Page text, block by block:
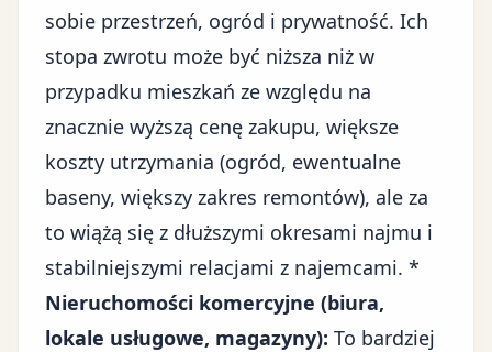
sobie przestrzeń, ogród i prywatność. Ich
stopa zwrotu może być niższa niż w
przypadku mieszkań ze względu na
znacznie wyższą cenę zakupu, większe
koszty utrzymania (ogród, ewentualne
baseny, większy zakres remontów), ale za
to wiążą się z dłuższymi okresami najmu i
stabilniejszymi relacjami z najemcami. *
Nieruchomości komercyjne (biura,
lokale usługowe, magazyny): To bardziej